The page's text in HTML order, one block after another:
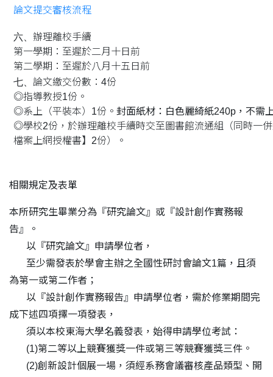
論文提交審核流程
六、 辦理離校手續
第一學期：至遲於二月十日前
第二學期：至遲於八月十五日前
七、 論文繳交份數：4份
◎指導教授1份。
◎系上（平裝本）1份。 封面紙材：白色麗綺紙240p，不需
◎學校2份，於辦理離校手續時交至圖書館流通組（同時一
檔案上網授權書】2份）。
相關規定及表單
本所研究生畢業分為『研究論文』或『設計創作實務報
告』。
以『研究論文』申請學位者，
至少需發表於學會主辦之全國性研討會論文1篇，且須
為第一或第二作者；
以『設計創作實務報告』申請學位者，需於修業期間完
成下述四項擇一項發表，
須以本校東海大學名義發表，始得申請學位考試：
(1)第二等以上競賽獲獎一件或第三等競賽獲獎三件。
(2)創新設計個展一場，須經系務會議審核產品類型、開